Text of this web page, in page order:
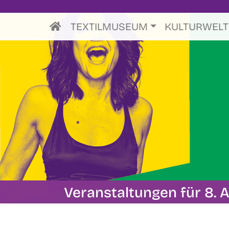
TEXTILMUSEUM
Veranstaltungen für 8.